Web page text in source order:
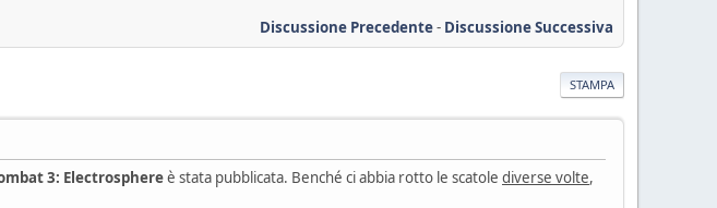
Discussione Precedente- Discussione Successiva
STAMPA
3: Electrosphereè stata pubblicata. Benché ci abbia rotto le scatole diverse volte,